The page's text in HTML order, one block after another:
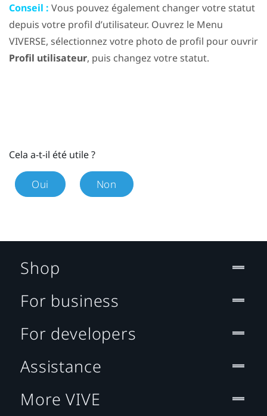
Conseil : Vous pouvez également changer votre statut
depuis votre profil d’utilisateur. Ouvrez le Menu
VIVERSE, sélectionnez votre photo de profil pour ouvrir
Profil utilisateur, puis changez votre statut.
Cela a-t-il été utile ?
Oui Non
Shop
For business
For developers
Assistance
More VIVE